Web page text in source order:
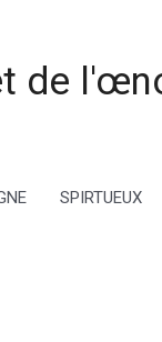
de
SPIRTUEUX